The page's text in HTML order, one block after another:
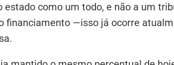
estado como um todo, e não a um
financiamento —isso já ocorre